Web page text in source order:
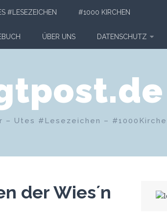
#LESEZEICHEN #1000 KIRCHEN
ÜBER UNS DATENSCHUTZ
Utes #Lesezeichen –
der Wies´n